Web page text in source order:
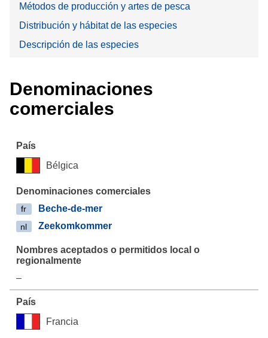
Métodos de producción y artes de pesca
Distribución y hábitat de las especies
Descripción de las especies
Denominaciones
comerciales
Bélgica
fr Beche-de-mer
nl Zeekomkommer
–
Francia